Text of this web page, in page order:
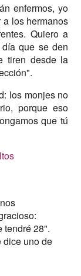
enfermos, yo
los hermanos
Quiero a
que se den
tiren desde la
los monjes no
porque eso
que tú
tendré 28".
dice uno de